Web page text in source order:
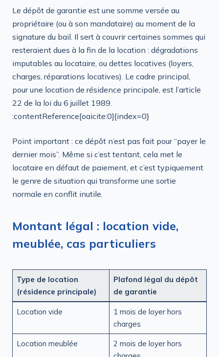
Le dépôt de garantie est une somme versée au
propriétaire (ou à son mandataire) au moment de la
signature du bail. Il sert à couvrir certaines sommes qui
resteraient dues à la fin de la location : dégradations
imputables au locataire, ou dettes locatives (loyers,
charges, réparations locatives). Le cadre principal,
pour une location de résidence principale, est l’article
22 de la loi du 6 juillet 1989.
:contentReference[oaicite:0]{index=0}
Point important : ce dépôt n’est pas fait pour “payer le
dernier mois”. Même si c’est tentant, cela met le
locataire en défaut de paiement, et c’est typiquement
le genre de situation qui transforme une sortie
normale en conflit inutile.
Montant légal : location vide,
meublée, cas particuliers
Type de location
(résidence principale)
Plafond légal du dépôt
de garantie
Location vide
1 mois de loyer hors
charges
Location meublée
2 mois de loyer hors